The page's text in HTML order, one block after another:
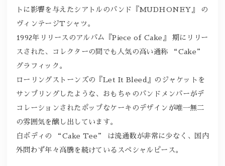
トに影響を与えたシアトルのバンド『MUDHONEY』 の
ヴィンテージTシャツ。
1992年リリースのアルバム『Piece of Cake』 期にリリー
スされた、コレクターの間でも人気の高い通称 “Cake”
グラフィック。
ローリングストーンズの『Let It Bleed』のジャケットを
サンプリングしたような、おもちゃのバンドメンバーがデ
コレーションされたポップなケーキのデザインが唯一無二
の雰囲気を醸し出しています。
白ボディの “Cake Tee” は流通数が非常に少なく、国内
外問わず年々高騰を続けているスペシャルピース。